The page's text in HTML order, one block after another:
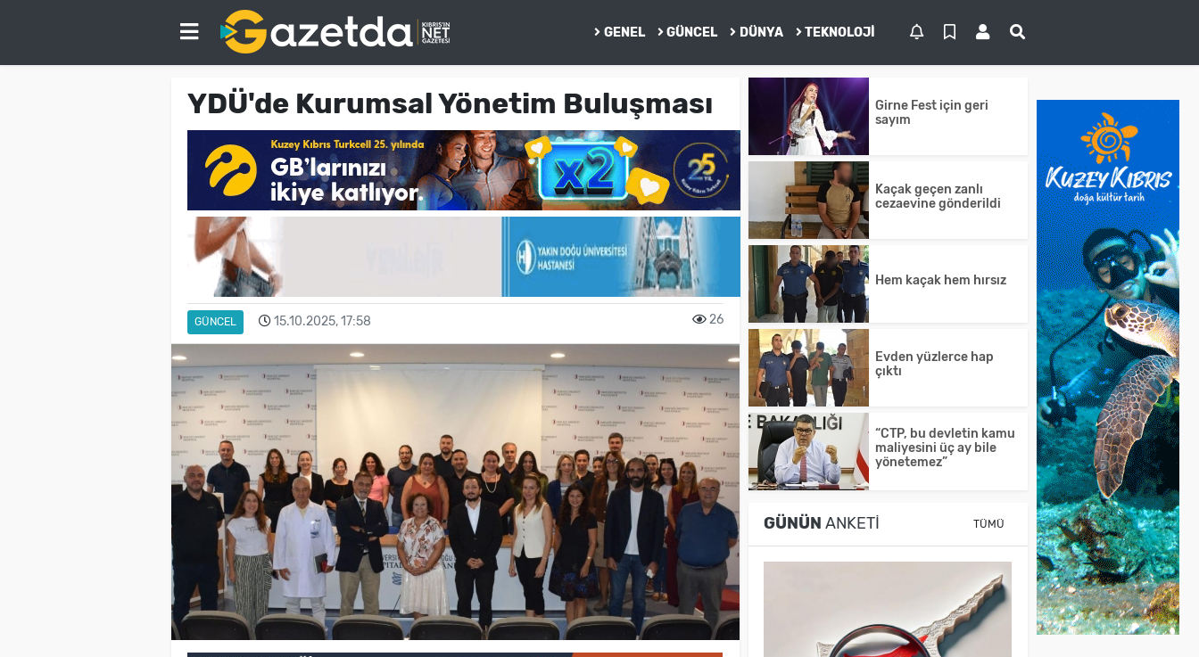
GENEL GÜNCEL DÜNYA TEKNOLOJI
YDÜ'de Kurumsal Yönetim Buluşması
GÜNCEL 15.10.2025, 17:58 26
Girne Fest için geri
sayım
Kaçak geçen zanlı
cezaevine gönderildi
Hem kaçak hem hırsız
Evden yüzlerce hap
çıktı
“CTP, bu devletin kamu
maliyesini üç ay bile
yönetemez”
GÜNÜN ANKETI TÜMÜ